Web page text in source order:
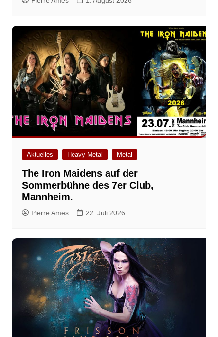
Aktuelles Heavy Metal Metal
The Iron Maidens auf der
Sommerbühne des 7er Club,
Mannheim.
Pierre Ames 22. Juli 2026